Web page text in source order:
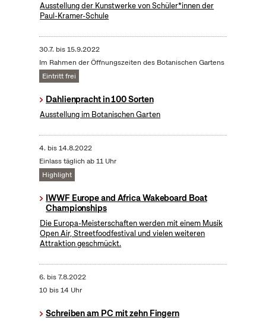
Ausstellung der Kunstwerke von Schüler*innen der
Paul-Kramer-Schule
30.7. bis15.9.2022
Im Rahmen der Öffnungszeiten des Botanischen Gartens
Eintritt frei
Dahlienpracht in 100 Sorten
Ausstellung im Botanischen Garten
4. bis14.8.2022
Einlass täglich ab 11 Uhr
Highlight
IWWF Europe and Africa Wakeboard Boat
Championships
Die Europa-Meisterschaften werden mit einem Musik
Open Air, Streetfoodfestival und vielen weiteren
Attraktion geschmückt.
6. bis7.8.2022
10 bis 14 Uhr
Schreiben am PC mit zehn Fingern